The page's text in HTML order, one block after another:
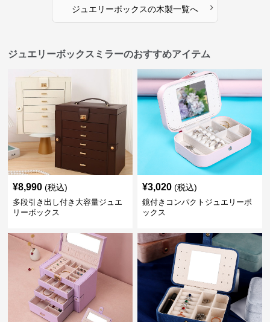
ジュエリーボックスの木製一覧へ ›
ジュエリーボックスミラーのおすすめアイテム
¥8,990 (税込)
多段引き出し付き大容量ジュエ
リーボックス
¥3,020 (税込)
鏡付きコンパクトジュエリーボ
ックス